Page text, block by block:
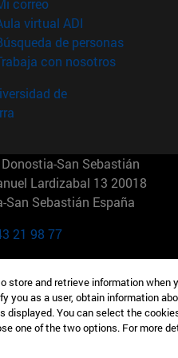
correo
virtual ADI (abre en nueva
de personas(abre en
con nosotros(abre en
de
San Sebastián
Lardizabal 13 20018
San Sebastián España
21 98 77
St 10019-2201 Nueva York
346 8850
store and retrieve information when
you as a user, obtain information
displayed. You can select the
one of the two options. For more